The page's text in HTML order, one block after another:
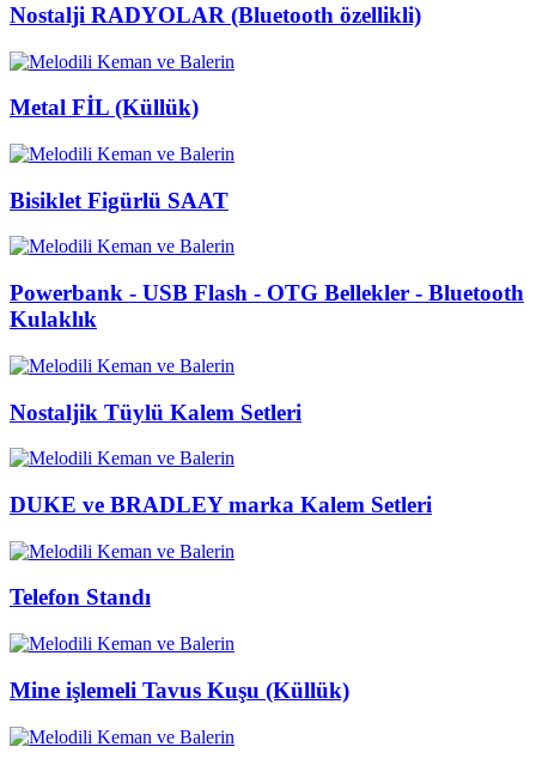
Nostalji RADYOLAR (Bluetooth özellikli)
Metal FİL (Küllük)
Bisiklet Figürlü SAAT
Powerbank - USB Flash - OTG Bellekler - Bluetooth
Kulaklık
Nostaljik Tüylü Kalem Setleri
DUKE ve BRADLEY marka Kalem Setleri
Telefon Standı
Mine işlemeli Tavus Kuşu (Küllük)